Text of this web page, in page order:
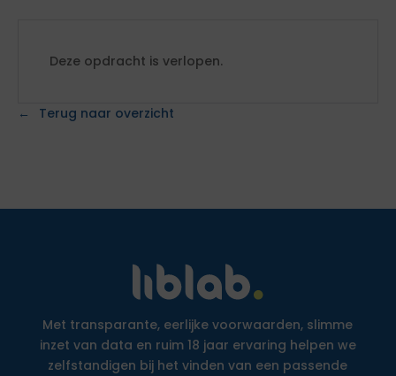
Deze opdracht is verlopen.
Terug naar overzicht
Met transparante, eerlijke voorwaarden, slimme
inzet van data en ruim 18 jaar ervaring helpen we
zelfstandigen bij het vinden van een passende